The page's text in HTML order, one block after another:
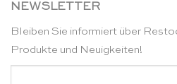
NEWSLETTER
Bleiben Sie informiert über
Produkte und Neuigkeiten!